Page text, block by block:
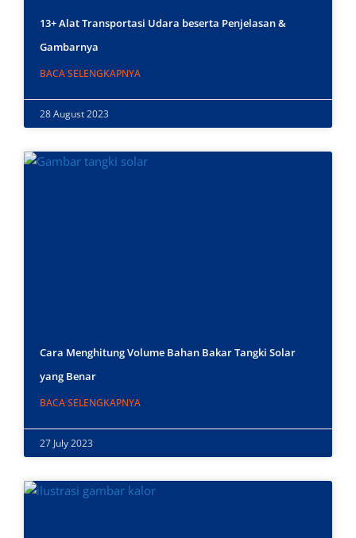
13+ Alat Transportasi Udara beserta Penjelasan &
Gambarnya
BACA SELENGKAPNYA
28 August 2023
Cara Menghitung Volume Bahan Bakar Tangki Solar
yang Benar
BACA SELENGKAPNYA
27 July 2023